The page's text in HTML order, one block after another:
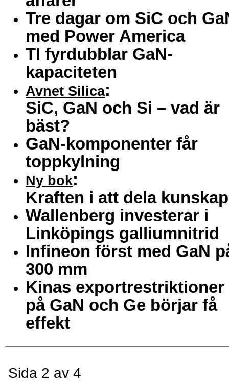
Tre dagar om SiC och
med Power America
TI fyrdubblar GaN-
kapaciteten
Avnet Silica:
SiC, GaN och Si – vad är
bäst?
GaN-komponenter får
toppkylning
Ny bok:
Kraften i att dela kunskap
Wallenberg investerar i
Linköpings galliumnitrid
Infineon först med GaN
300 mm
Kinas exportrestriktioner
på GaN och Ge börjar få
effekt
Sida 2 av 4